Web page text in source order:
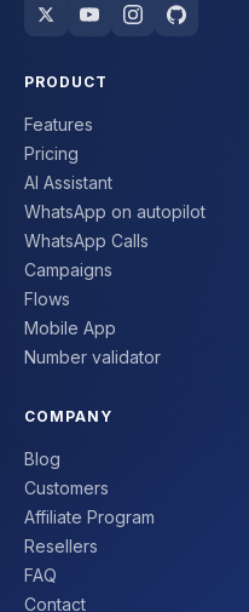
PRODUCT
Features
Pricing
AI Assistant
WhatsApp on autopilot
WhatsApp Calls
Campaigns
Flows
Mobile App
Number validator
COMPANY
Blog
Customers
Affiliate Program
Resellers
FAQ
Contact